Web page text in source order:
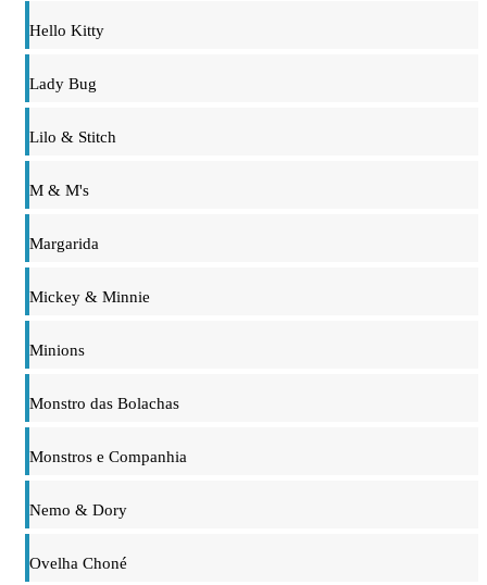
Hello Kitty
Lady Bug
Lilo & Stitch
M & M's
Margarida
Mickey & Minnie
Minions
Monstro das Bolachas
Monstros e Companhia
Nemo & Dory
Ovelha Choné